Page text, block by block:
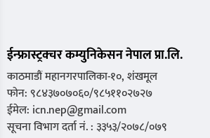
ईन्फ्रास्ट्रक्चर कम्युनिकेसन नेपाल प्रा.लि.
काठमाडौं महानगरपालिका-१०, शंखमूल
फोन: ९८४३७०७०६०/९८५११०२७२७
ईमेल: icn.nep@gmail.com
सूचना विभाग दर्ता नं. : ३३५३/२०७८/०७९